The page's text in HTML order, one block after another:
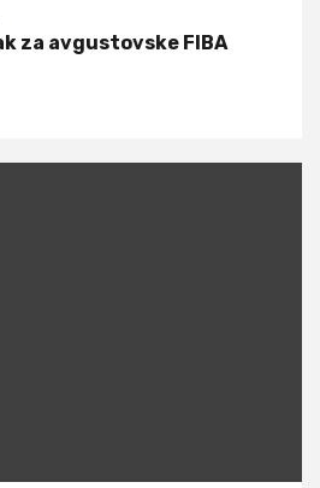
za avgustovske FIBA